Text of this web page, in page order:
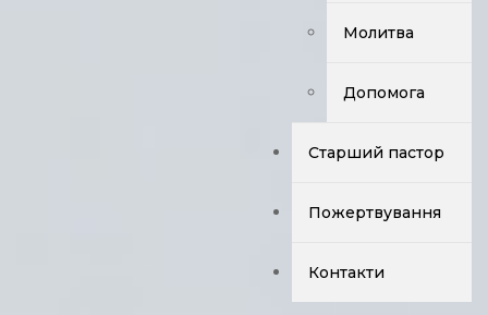
Молитва
Допомога
Старший пастор
Пожертвування
Контакти